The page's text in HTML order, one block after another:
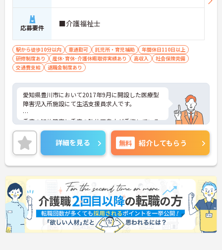
応募要件 ■介護福祉士
駅から徒歩10分以内 車通勤可 託児所・育児補助
年間休日110日以上
研修制度あり
産休･育休･介護休暇取得実績あり 高収入
社会保険完備
交通費支給
退職金制度あり
愛知県豊川市において2017年9月に開設した医療型
障害児入所施設にて生活支援員求人です。
重度の知的障害と重度の肢体不自由が重複している
障害児者の方が入所し、治療及び日常生活の指導す
ることを目的とする64床の障害児福祉施設です。入
所（入院）して治療するため、医療法に規定する病
院としての機能も併せ持つという特徴があります。
複数施設を運営している法人なので、これまでの実
績をもとにした独自の教育体制が整っており、安心
してスタートしていただけます！
また、院内託児所も完備され、子育て中の方にも働
きやすい環境です！さらに福利厚生面でも大変充実
しているので、長く勤務したい方には特にオススメ
詳細を見る 無料 紹介してもらう